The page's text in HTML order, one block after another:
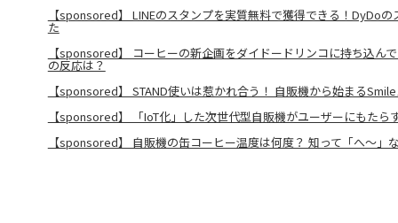
【sponsored】 LINEのスタンプを実質無料で獲得できる！DyDo
た
【sponsored】 コーヒーの新企画をダイドードリンコに持ち込ん
の反応は？
【sponsored】 STAND使いは惹かれ合う！ 自販機から始まる
【sponsored】 「IoT化」した次世代型自販機がユーザーにもたら
【sponsored】 自販機の缶コーヒー温度は何度？ 知って「へ～」